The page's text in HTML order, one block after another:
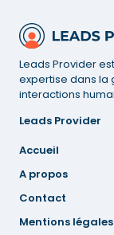
Leads Provider
expertise dans la
interactions
Leads Provider
Accueil
A propos
Contact
Mentions légales